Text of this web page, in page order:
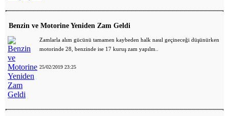
Benzin ve Motorine Yeniden Zam Geldi
Zamlarla alım gücünü tamamen kaybeden halk nasıl geçineceği düşünürken
motorinde 28, benzinde ise 17 kuruş zam yapılm..
25/02/2019 23:25